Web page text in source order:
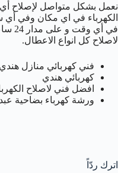
نعمل بشكل متواصل لإصلاح
الكهرباء في اي مكان وفي أي
في
لاصلاح كل انواع الاعطال.
فني كهربائي منازل هندي
كهربائي هندي
افضل فني لاصلاح
ورشة كهرباء بضاحية
اترك ردّاً